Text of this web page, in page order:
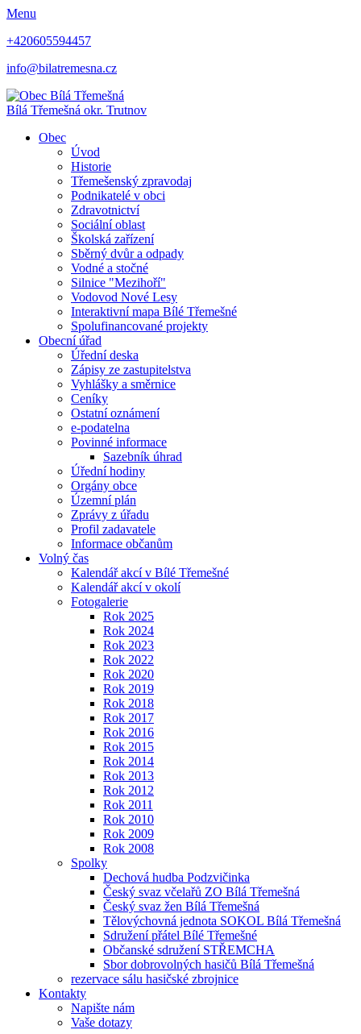
Menu
+420605594457
info@bilatremesna.cz
Bílá Třemešná okr. Trutnov
Obec
Úvod
Historie
Třemešenský zpravodaj
Podnikatelé v obci
Zdravotnictví
Sociální oblast
Školská zařízení
Sběrný dvůr a odpady
Vodné a stočné
Silnice "Mezihoří"
Vodovod Nové Lesy
Interaktivní mapa Bílé Třemešné
Spolufinancované projekty
Obecní úřad
Úřední deska
Zápisy ze zastupitelstva
Vyhlášky a směrnice
Ceníky
Ostatní oznámení
e-podatelna
Povinné informace
Sazebník úhrad
Úřední hodiny
Orgány obce
Územní plán
Zprávy z úřadu
Profil zadavatele
Informace občanům
Volný čas
Kalendář akcí v Bílé Třemešné
Kalendář akcí v okolí
Fotogalerie
Rok 2025
Rok 2024
Rok 2023
Rok 2022
Rok 2020
Rok 2019
Rok 2018
Rok 2017
Rok 2016
Rok 2015
Rok 2014
Rok 2013
Rok 2012
Rok 2011
Rok 2010
Rok 2009
Rok 2008
Spolky
Dechová hudba Podzvičinka
Český svaz včelařů ZO Bílá Třemešná
Český svaz žen Bílá Třemešná
Tělovýchovná jednota SOKOL Bílá Třemešná
Sdružení přátel Bílé Třemešné
Občanské sdružení STŘEMCHA
Sbor dobrovolných hasičů Bílá Třemešná
rezervace sálu hasičské zbrojnice
Kontakty
Napište nám
Vaše dotazy